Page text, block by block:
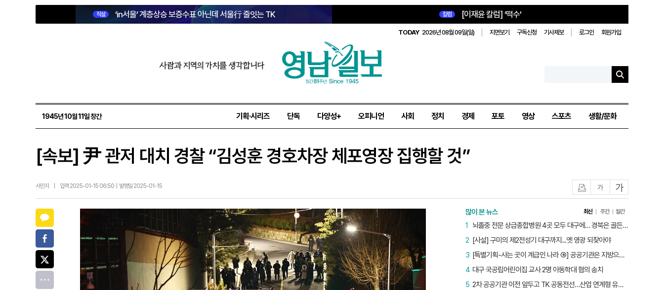
직설 ‘in서울’ 계층상승 보증수표 아닌데 서울行 줄잇는 TK 칼럼 [이재윤 칼럼] ‘떡수’
TODAY 2026년 08월 09일(일) 지면보기 구독신청 기사제보 로그인 회원가입
사람과 지역의 가치를 생각합니다
1945년 10월 11일 창간 기획·시리즈 단독 다양성+ 오피니언 사회 정치 경제 포토 영상 스포츠 생활/문화
[속보] 尹 관저 대치 경찰 “김성훈 경호차장 체포영장 집행할 것”
서민지 입력 2025-01-15 06:50 | 발행일 2025-01-15 글자작게글자크게
많이 본 뉴스 최신 주간 월간
뇌졸중 전문 상급종합병원 4곳 모두 대구에… 경북은 골든타임 사각지대
1
[사설] 구미의 제2전성기 대구까지...옛 영광 되찾아야
2
[특별기획-사는 곳이 계급인 나라 ⑨] 공공기관은 지방으로 왔지만, 그들이 사는 곳은 서울이었다
3
대구 국공립어린이집 교사 2명 아동학대 혐의 송치
4
2차 공공기관 이전 앞두고 TK 공동전선…산업 연계형 유치 승부수
5